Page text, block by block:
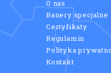
O nas
Banery specjalne
Certyfikaty
Regulamin
Polityka
Kontakt